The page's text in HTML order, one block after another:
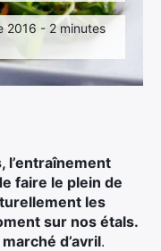
2016 - 2 minutes
l’entraînement
faire le plein de
les
sur nos étals.
d’avril.